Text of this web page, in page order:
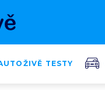
TESTY